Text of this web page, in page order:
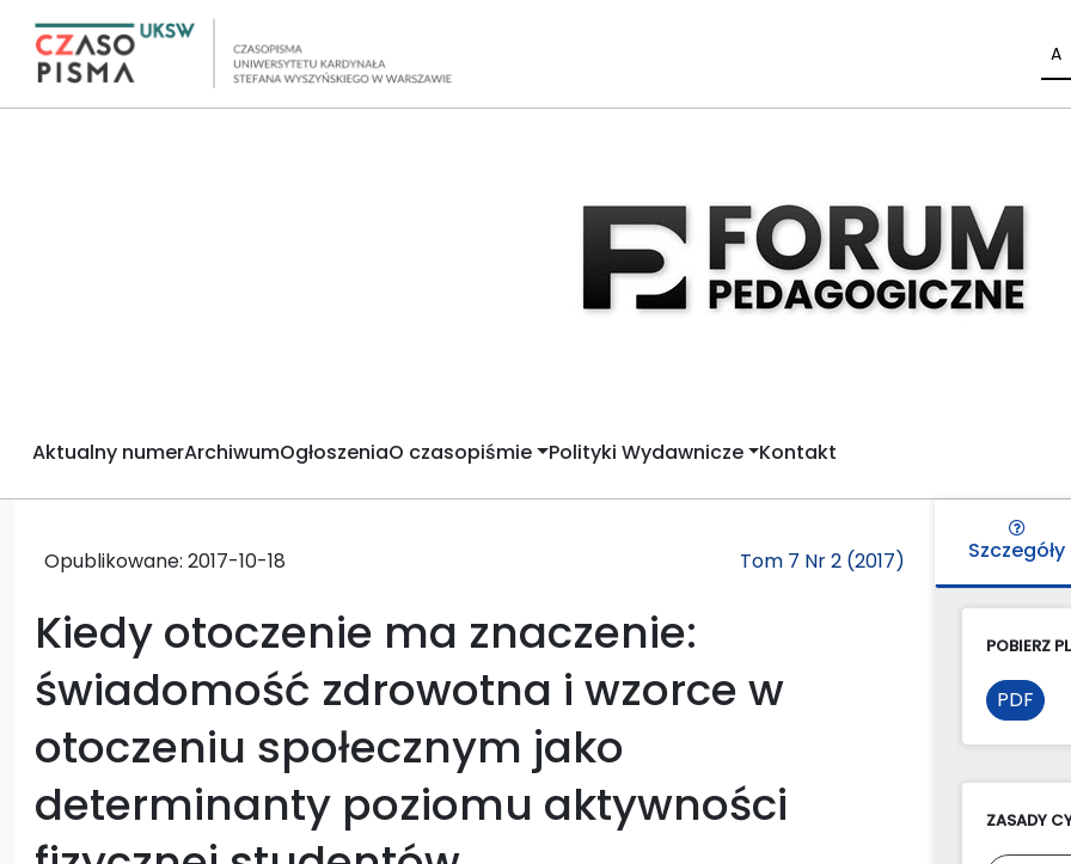
A
Aktualny numerArchiwumOgłoszeniaO czasopiśmie Polityki Wydawnicze Kontakt
Opublikowane: 2017-10-18 Tom 7 Nr 2 (2017)
Kiedy otoczenie ma znaczenie:
świadomość zdrowotna i wzorce w
otoczeniu społecznym jako
determinanty poziomu aktywności
Szczegóły
POBIERZ
PDF
ZASADY